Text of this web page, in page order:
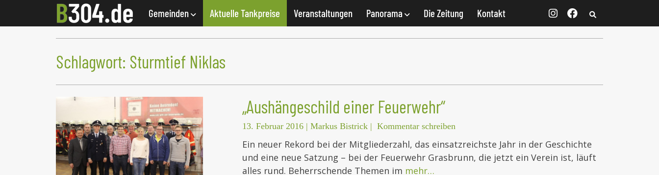
Gemeinden Aktuelle Tankpreise Veranstaltungen Panorama Die Zeitung Kontakt
Schlagwort: Sturmtief Niklas
„Aushängeschild einer Feuerwehr“
13. Februar 2016 | Markus Bistrick | Kommentar schreiben
Ein neuer Rekord bei der Mitgliederzahl, das einsatzreichste Jahr in der Geschichte
und eine neue Satzung – bei der Feuerwehr Grasbrunn, die jetzt ein Verein ist, läuft
alles rund. Beherrschende Themen im mehr…